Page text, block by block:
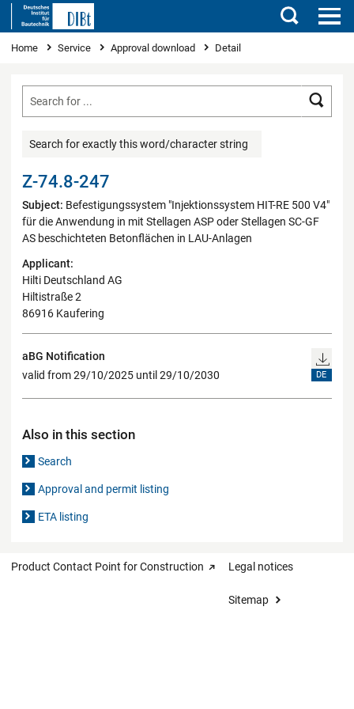
Search
You are here
Home Service Approval download Detail
Search for exactly this word/character string
Z-74.8-247
Subject: Befestigungssystem "Injektionssystem HIT-RE 500 V4"
für die Anwendung in mit Stellagen ASP oder Stellagen SC-GF
AS beschichteten Betonflächen in LAU-Anlagen
Applicant:
Hilti Deutschland AG
Hiltistraße 2
86916 Kaufering
aBG Notification
valid from 29/10/2025 until 29/10/2030
DE
Also in this section
Search
Approval and permit listing
ETA listing
Product Contact Point for Construction Legal notices
Sitemap